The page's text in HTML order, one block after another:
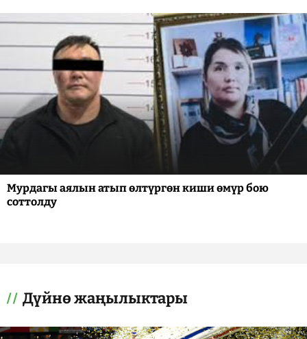
Мурдагы аялын атып өлтүргөн киши өмүр бою
соттолду
Дүйнө жаңылыктары